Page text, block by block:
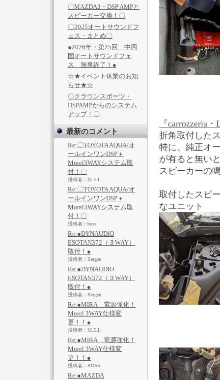
〇MAZDA3・DSP AMPと
スピーカー交換！〇
〇2025オートサウンドフ
ェス・まとめ〇
●2026年・第25回 中四
国オートサウンドフェ
ス 無事終了！●
☆★イベント休業のお知
らせ★☆
〇クラウンスポーツ・
DSPAMPからのシステム
アップ！〇
最新のコメント
Re:〇TOYOTA AQUA/オ
ールインワンDSP＋
Morel3WAYシステム取
付！〇
投稿者：M.E.I.
Re:〇TOYOTA AQUA/オ
ールインワンDSP＋
Morel3WAYシステム取
付！〇
投稿者：boss
Re:●DYNAUDIO
ESOTAN372（３WAY）
取付！●
投稿者：Bergen
Re:●DYNAUDIO
ESOTAN372（３WAY）
取付！●
投稿者：Bergen
Re:●MIRA 電源強化！
Morel 3WAY仕様変
更！！●
投稿者：M.E.I.
Re:●MIRA 電源強化！
Morel 3WAY仕様変
更！！●
投稿者：BOSS
Re:●MAZDA
『carrozzeria
折角取付した
特に、純正オ
が有ると無い
スピーカーの
取付したスピ
なユニット